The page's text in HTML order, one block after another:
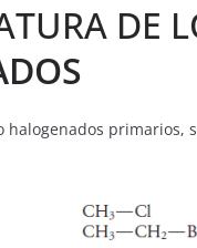
DE
halogenados primarios,